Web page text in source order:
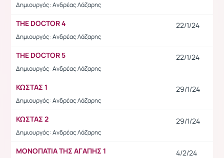
Δημιουργός: Ανδρέας Λάζαρης
THE DOCTOR 4
Δημιουργός: Ανδρέας Λάζαρης
22/1/24
THE DOCTOR 5
Δημιουργός: Ανδρέας Λάζαρης
22/1/24
ΚΩΣΤΑΣ 1
Δημιουργός: Ανδρέας Λάζαρης
29/1/24
ΚΩΣΤΑΣ 2
Δημιουργός: Ανδρέας Λάζαρης
29/1/24
ΜΟΝΟΠΑΤΙΑ ΤΗΣ ΑΓΑΠΗΣ 1 4/2/24